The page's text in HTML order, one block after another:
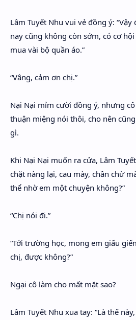
Lâm Tuyết Nhu vui vẻ đồng ý:
nay cũng không còn sớm, có cơ
mua vài bộ quần áo.”
“Vâng, cảm ơn chị.”
Nại Nại mỉm cười đồng ý, nhưng
thuận miệng nói thôi, cho nên
gì.
Khi Nại Nại muốn ra cửa, Lâm
chặt nàng lại, cau mày, chần chừ
thể nhờ em một chuyện không?”
“Chị nói đi.”
“Tới trường học, mong em giấu
chị, được không?”
Ngại cô làm cho mất mặt sao?
Lâm Tuyết Nhu xua tay: “Là thế